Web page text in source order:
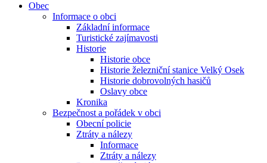
Obec
Informace o obci
Základní informace
Turistické zajímavosti
Historie
Historie obce
Historie železniční stanice Velký Osek
Historie dobrovolných hasičů
Oslavy obce
Kronika
Bezpečnost a pořádek v obci
Obecní policie
Ztráty a nálezy
Informace
Ztráty a nálezy